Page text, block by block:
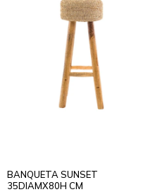
BANQUETA SUNSET
35DIAMX80H CM